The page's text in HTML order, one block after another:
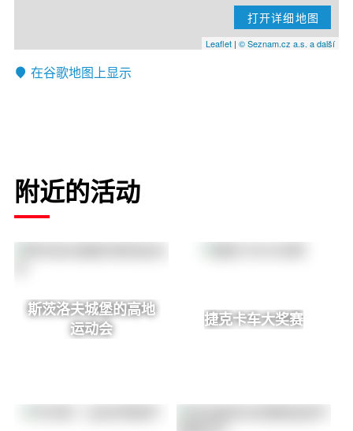
打开详细地图
Leaflet | © Seznam.cz a.s. a další
在谷歌地图上显示
附近的活动
斯茨洛夫城堡的高地
运动会
捷克卡车大奖赛